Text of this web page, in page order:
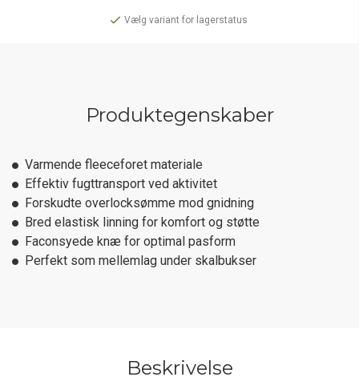
Vælg variant for lagerstatus
Produktegenskaber
Varmende fleeceforet materiale
Effektiv fugttransport ved aktivitet
Forskudte overlocksømme mod gnidning
Bred elastisk linning for komfort og støtte
Faconsyede knæ for optimal pasform
Perfekt som mellemlag under skalbukser
Beskrivelse